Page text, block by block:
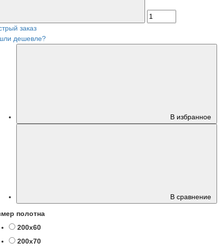
заказ
дешевле?
В избранное
В сравнение
полотна
200х60
200х70